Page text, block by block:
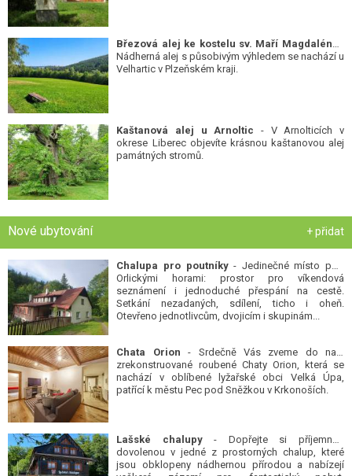
Nádherná alej s působivým výhledem se nachází u
Velhartic v Plzeňském kraji.
Kaštanová alej u Arnoltic - V Arnolticích v
okrese Liberec objevíte krásnou kaštanovou alej
památných stromů.
Nové ubytování + přidat
Chalupa pro poutníky- Jedinečné místo pod
Orlickými horami: prostor pro víkendová
seznámení i jednoduché přespání na cestě.
Setkání nezadaných, sdílení, ticho i oheň.
Otevřeno jednotlivcům, dvojicím i skupinám...
Chata Orion - Srdečně Vás zveme do naší
zrekonstruované roubené Chaty Orion, která se
nachází v oblíbené lyžařské obci Velká Úpa,
patřící k městu Pec pod Sněžkou v Krkonoších.
Lašské chalupy- Dopřejte si příjemnou
dovolenou v jedné z prostorných chalup, které
jsou obklopeny nádhernou přírodou a nabízejí